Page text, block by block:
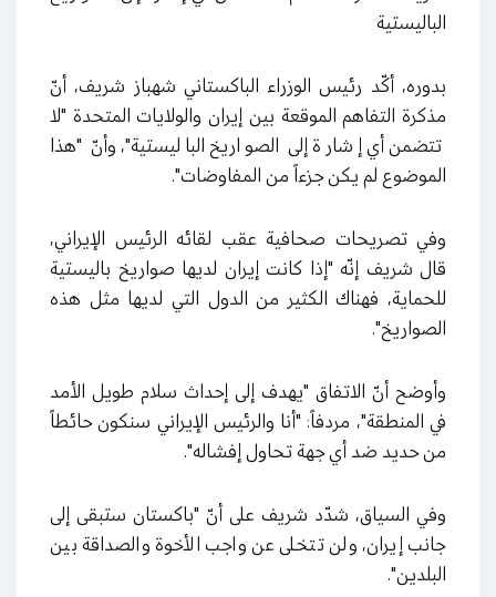
الباليستية
بدوره، أكّد رئيس الوزراء الباكستاني شهباز شريف، أنّ
مذكرة التفاهم الموقعة بين إيران والولايات المتحدة "لا
تتضمن أي إشارة إلى الصواريخ الباليستية"، وأنّ "هذا
الموضوع لم يكن جزءاً من المفاوضات".
وفي تصريحات صحافية عقب لقائه الرئيس الإيراني،
قال شريف إنّه "إذا كانت إيران لديها صواريخ باليستية
للحماية، فهناك الكثير من الدول التي لديها مثل هذه
الصواريخ".
وأوضح أنّ الاتفاق "يهدف إلى إحداث سلام طويل الأمد
في المنطقة"، مردفاً: "أنا والرئيس الإيراني سنكون حائطاً
من حديد ضد أي جهة تحاول إفشاله".
وفي السياق، شدّد شريف على أنّ "باكستان ستبقى إلى
جانب إيران، ولن تتخلى عن واجب الأخوة والصداقة بين
البلدين".